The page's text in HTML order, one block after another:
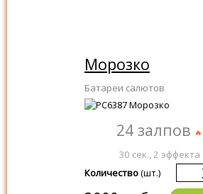
Морозко
Батареи салютов
24 залпов
30 сек., 2 эффекта
Количество(шт.)